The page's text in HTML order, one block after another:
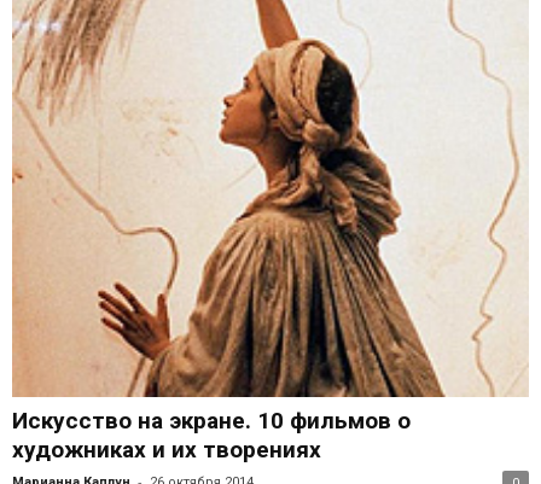
Искусство на экране. 10 фильмов о
художниках и их творениях